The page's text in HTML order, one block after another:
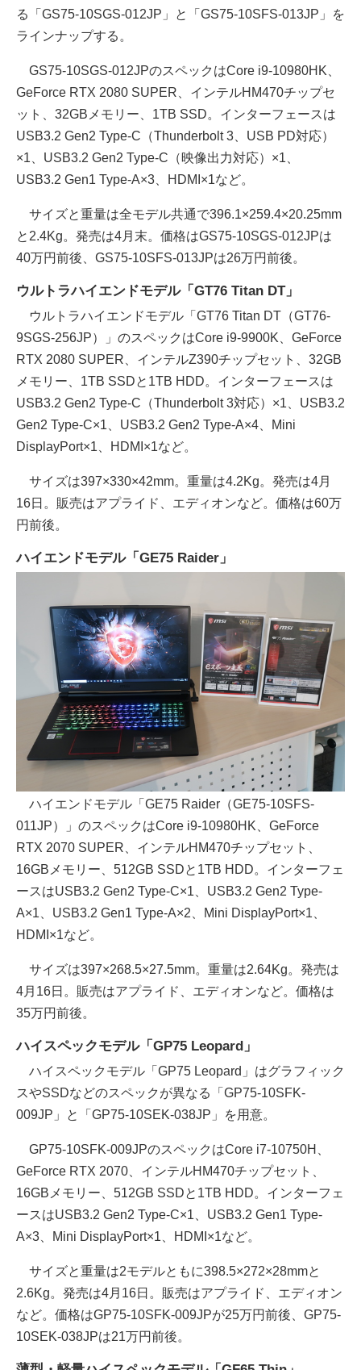
る「GS75-10SGS-012JP」と「GS75-10SFS-013JP」を
ラインナップする。
GS75-10SGS-012JPのスペックはCore i9-10980HK、
GeForce RTX 2080 SUPER、インテルHM470チップセ
ット、32GBメモリー、1TB SSD。インターフェースは
USB3.2 Gen2 Type-C（Thunderbolt 3、USB PD対応）
×1、USB3.2 Gen2 Type-C（映像出力対応）×1、
USB3.2 Gen1 Type-A×3、HDMI×1など。
サイズと重量は全モデル共通で396.1×259.4×20.25mm
と2.4Kg。発売は4月末。価格はGS75-10SGS-012JPは
40万円前後、GS75-10SFS-013JPは26万円前後。
ウルトラハイエンドモデル「GT76 Titan DT」
ウルトラハイエンドモデル「GT76 Titan DT（GT76-
9SGS-256JP）」のスペックはCore i9-9900K、GeForce
RTX 2080 SUPER、インテルZ390チップセット、32GB
メモリー、1TB SSDと1TB HDD。インターフェースは
USB3.2 Gen2 Type-C（Thunderbolt 3対応）×1、USB3.2
Gen2 Type-C×1、USB3.2 Gen2 Type-A×4、Mini
DisplayPort×1、HDMI×1など。
サイズは397×330×42mm。重量は4.2Kg。発売は4月
16日。販売はアプライド、エディオンなど。 価格は60万
円前後。
ハイエンドモデル「GE75 Raider」
ハイエンドモデル「GE75 Raider（GE75-10SFS-
011JP）」のスペックはCore i9-10980HK、GeForce
RTX 2070 SUPER、インテルHM470チップセット、
16GBメモリー、512GB SSDと1TB HDD。インターフェ
ースはUSB3.2 Gen2 Type-C×1、USB3.2 Gen2 Type-
A×1、USB3.2 Gen1 Type-A×2、Mini DisplayPort×1、
HDMI×1など。
サイズは397×268.5×27.5mm。重量は2.64Kg。発売は
4月16日。販売はアプライド、エディオンなど。価格は
35万円前後。
ハイスペックモデル「GP75 Leopard」
ハイスペックモデル「GP75 Leopard」はグラフィック
スやSSDなどのスペックが異なる「GP75-10SFK-
009JP」と「GP75-10SEK-038JP」を用意。
GP75-10SFK-009JPのスペックはCore i7-10750H、
GeForce RTX 2070、インテルHM470チップセット、
16GBメモリー、512GB SSDと1TB HDD。インターフェ
ースはUSB3.2 Gen2 Type-C×1、USB3.2 Gen1 Type-
A×3、Mini DisplayPort×1、HDMI×1など。
サイズと重量は2モデルともに398.5×272×28mmと
2.6Kg。発売は4月16日。販売はアプライド、エディオン
など。価格はGP75-10SFK-009JPが25万円前後、GP75-
10SEK-038JPは21万円前後。